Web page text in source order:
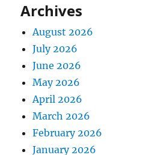
Archives
August 2026
July 2026
June 2026
May 2026
April 2026
March 2026
February 2026
January 2026